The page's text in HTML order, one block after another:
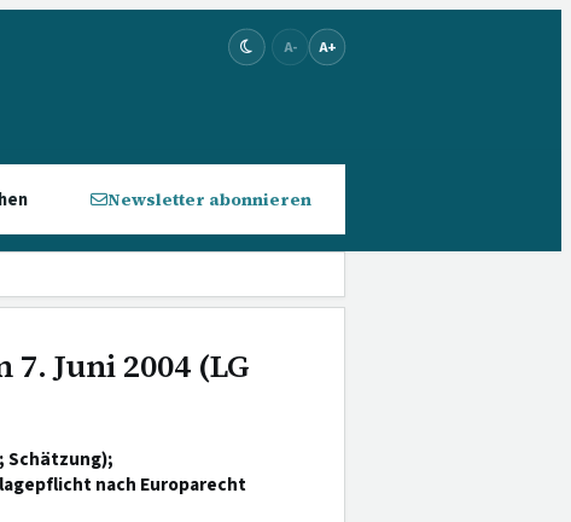
A- A+
Newsletter abonnieren
7. Juni 2004 (LG
Schätzung);
nach Europarecht